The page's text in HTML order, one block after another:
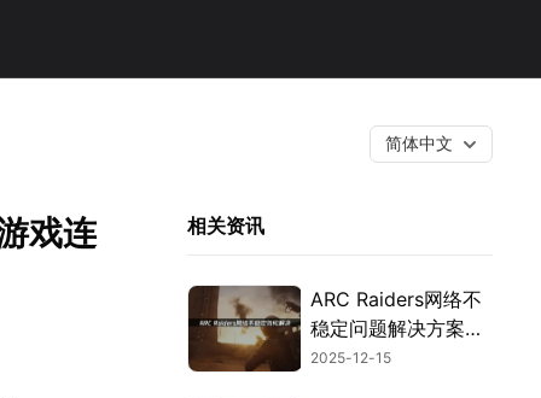
简体中文
戏连 相关资讯
ARC Raiders网络不
稳定问题解决方案：
告别延迟掉线困扰！
2025-12-15